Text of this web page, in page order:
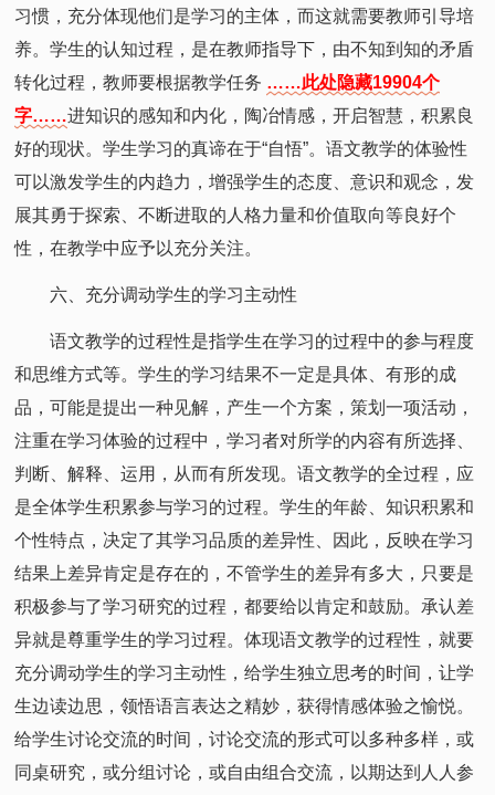
习惯，充分体现他们是学习的主体，而这就需要教师引导培
养。学生的认知过程，是在教师指导下，由不知到知的矛盾
转化过程，教师要根据教学任务 ……此处隐藏19904个
字……进知识的感知和内化，陶冶情感，开启智慧，积累良
好的现状。学生学习的真谛在于“自悟”。语文教学的体验性
可以激发学生的内趋力，增强学生的态度、意识和观念，发
展其勇于探索、不断进取的人格力量和价值取向等良好个
性，在教学中应予以充分关注。
六、充分调动学生的学习主动性
语文教学的过程性是指学生在学习的过程中的参与程度
和思维方式等。学生的学习结果不一定是具体、有形的成
品，可能是提出一种见解，产生一个方案，策划一项活动，
注重在学习体验的过程中，学习者对所学的内容有所选择、
判断、解释、运用，从而有所发现。语文教学的全过程，应
是全体学生积累参与学习的过程。学生的年龄、知识积累和
个性特点，决定了其学习品质的差异性、因此，反映在学习
结果上差异肯定是存在的，不管学生的差异有多大，只要是
积极参与了学习研究的过程，都要给以肯定和鼓励。承认差
异就是尊重学生的学习过程。体现语文教学的过程性，就要
充分调动学生的学习主动性，给学生独立思考的时间，让学
生边读边思，领悟语言表达之精妙，获得情感体验之愉悦。
给学生讨论交流的时间，讨论交流的形式可以多种多样，或
同桌研究，或分组讨论，或自由组合交流，以期达到人人参